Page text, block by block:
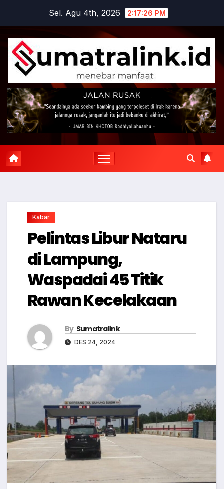
content
Sel. Agu 4th, 2026 2:17:27 PM
Kabar
Pelintas Libur Nataru
di Lampung,
Waspadai 45 Titik
Rawan Kecelakaan
By Sumatralink
DES 24, 2024